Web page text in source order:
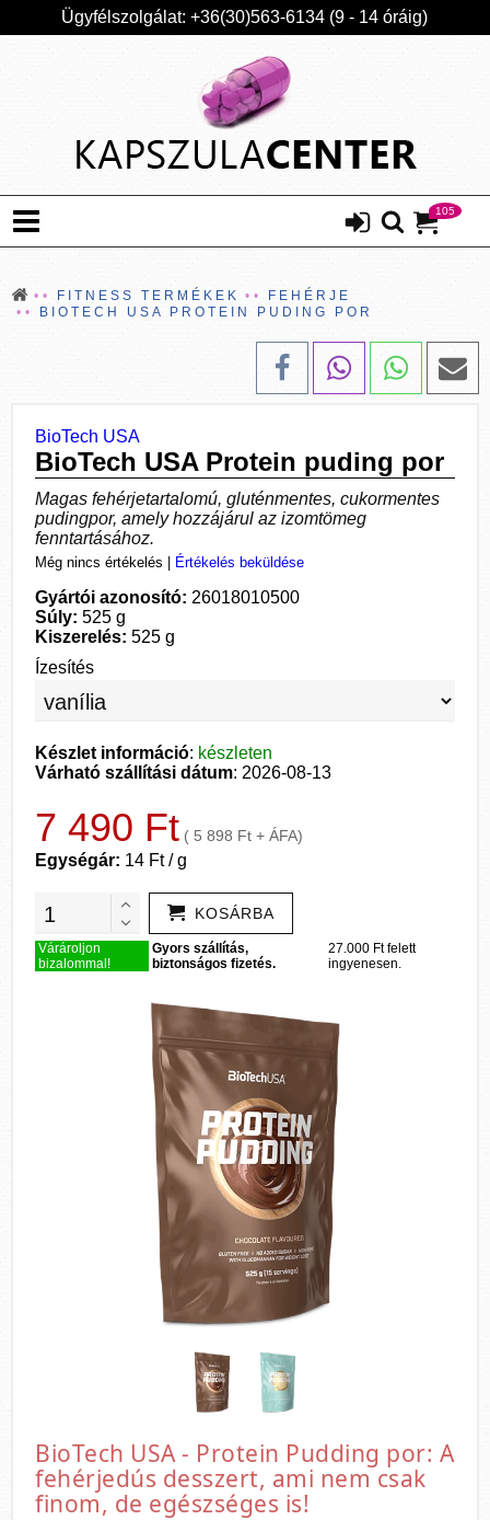
Ügyfélszolgálat: +36(30)563-6134 (9 - 14 óráig)
105
FITNESS TERMÉKEK
FEHÉRJE
BIOTECH USA PROTEIN PUDING POR
BioTech USA
BioTech USA Protein puding por
Magas fehérjetartalomú, gluténmentes, cukormentes
pudingpor, amely hozzájárul az izomtömeg
fenntartásához.
Még nincs értékelés Értékelés beküldése
Gyártói azonosító: 26018010500
Súly: 525 g
Kiszerelés: 525 g
Ízesítés
Készlet információ: készleten
Várható szállítási dátum: 2026-08-13
7 490 Ft ( 5 898 Ft + ÁFA)
Egységár: 14 Ft / g
KOSÁRBA
Várároljon
bizalommal!
Gyors szállítás,
biztonságos fizetés.
27.000 Ft felett
ingyenesen.
BioTech USA - Protein Pudding por: A
fehérjedús desszert, ami nem csak
finom, de egészséges is!